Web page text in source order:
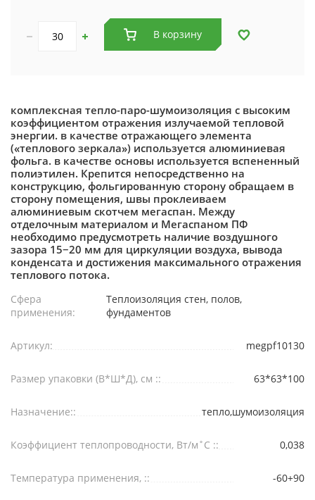
В корзину
комплексная тепло-паро-шумоизоляция с высоким
коэффициентом отражения излучаемой тепловой
энергии. в качестве отражающего элемента
(«теплового зеркала») используется алюминиевая
фольга. в качестве основы используется вспененный
полиэтилен. Крепится непосредственно на
конструкцию, фольгированную сторону обращаем в
сторону помещения, швы проклеиваем
алюминиевым скотчем мегаспан. Между
отделочным материалом и Мегаспаном ПФ
необходимо предусмотреть наличие воздушного
зазора 15−20 мм для циркуляции воздуха, вывода
конденсата и достижения максимального отражения
теплового потока.
Сфера
применения:
Теплоизоляция стен, полов,
фундаментов
Артикул: megpf10130
Размер упаковки (В*Ш*Д), см :: 63*63*100
Назначение:: тепло,шумоизоляция
Коэффициент теплопроводности, Вт/м˚С :: 0,038
Температура применения, :: -60+90